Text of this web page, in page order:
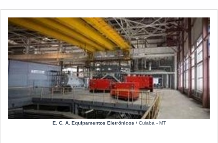
E. C. A. Equipamentos Eletrônicos / Cuiabá - MT